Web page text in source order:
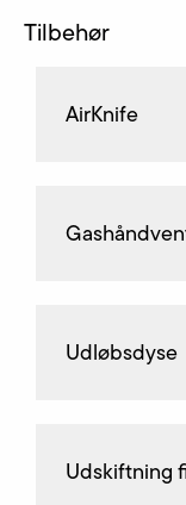
Tilbehør
AirKnife
Udløbsdyse
Udskiftning